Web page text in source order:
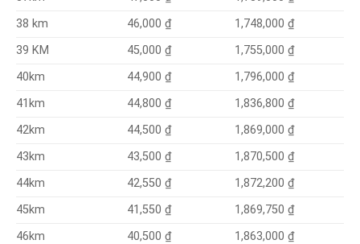
38 km
46,000 ₫
1,748,000 ₫
39 KM
45,000 ₫
1,755,000 ₫
40km
44,900 ₫
1,796,000 ₫
41km
44,800 ₫
1,836,800 ₫
42km
44,500 ₫
1,869,000 ₫
43km
43,500 ₫
1,870,500 ₫
44km
42,550 ₫
1,872,200 ₫
45km
41,550 ₫
1,869,750 ₫
46km
40,500 ₫
1,863,000 ₫